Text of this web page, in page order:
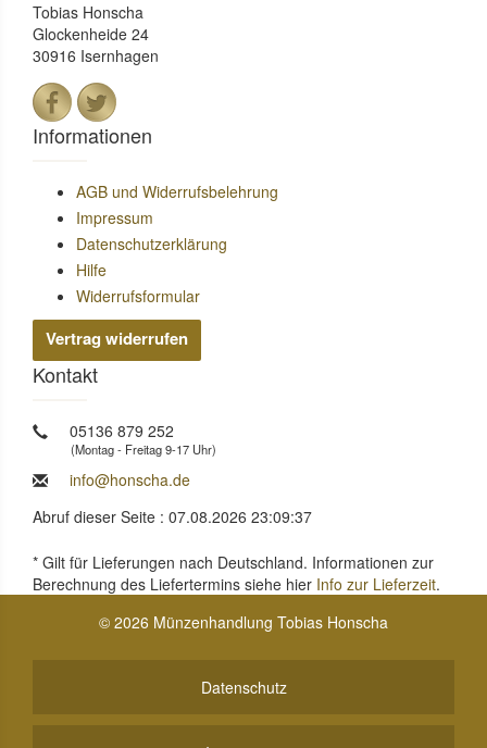
Tobias Honscha
Glockenheide 24
30916 Isernhagen
Informationen
AGB und Widerrufsbelehrung
Impressum
Datenschutzerklärung
Hilfe
Widerrufsformular
Vertrag widerrufen
Kontakt
05136 879 252
(Montag - Freitag 9-17 Uhr)
info@honscha.de
Abruf dieser Seite : 07.08.2026 23:09:37
* Gilt für Lieferungen nach Deutschland. Informationen zur
Berechnung des Liefertermins siehe hier Info zur Lieferzeit.
© 2026 Münzenhandlung Tobias Honscha
Datenschutz